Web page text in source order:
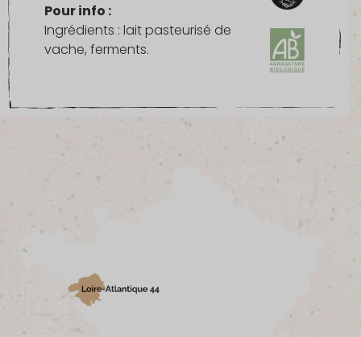
Pour info :
Ingrédients : lait pasteurisé de
vache, ferments.